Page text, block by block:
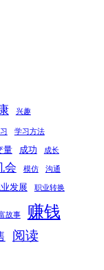
兴趣
学习方法
量 成功 成长
会 模仿 沟通
发展 职业转换
故事 赚钱
阅读